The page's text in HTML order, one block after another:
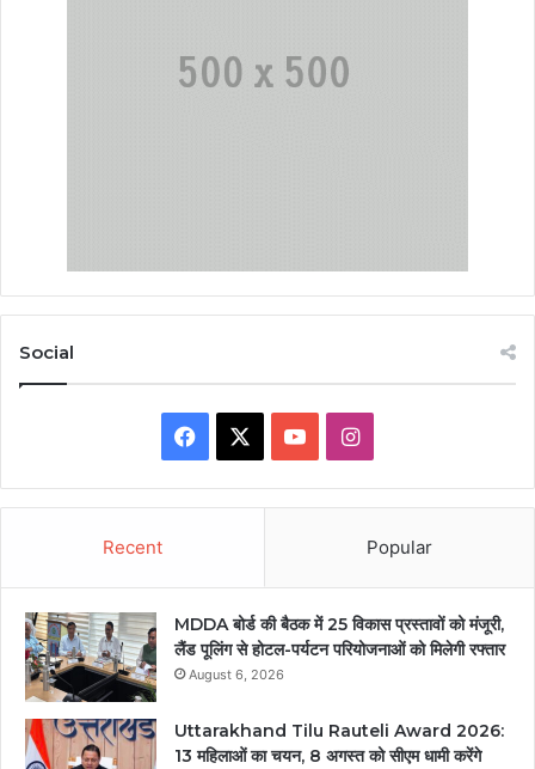
Social
Facebook YouTubeInstagram
Recent Popular
MDDA बोर्ड की बैठक में 25 विकास प्रस्तावों को मंजूरी,
लैंड पूलिंग से होटल-पर्यटन परियोजनाओं को मिलेगी रफ्तार
August 6, 2026
Uttarakhand Tilu Rauteli Award 2026:
13 महिलाओं का चयन, 8 अगस्त को सीएम धामी करेंगे